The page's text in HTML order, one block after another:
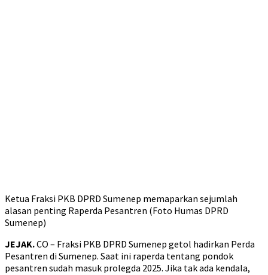
Ketua Fraksi PKB DPRD Sumenep memaparkan sejumlah
alasan penting Raperda Pesantren (Foto Humas DPRD
Sumenep)
JEJAK.CO – Fraksi PKB DPRD Sumenep getol hadirkan Perda
Pesantren di Sumenep. Saat ini raperda tentang pondok
pesantren sudah masuk prolegda 2025. Jika tak ada kendala,